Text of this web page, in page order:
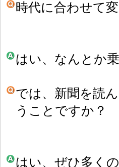
時代に合わせて
はい、なんとか
では、新聞を読
うことですか？
はい、ぜひ多く